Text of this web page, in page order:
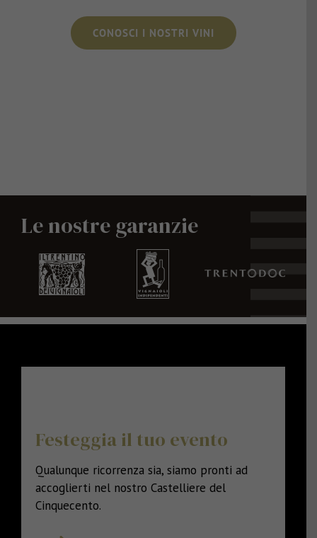
CONOSCI I NOSTRI VINI
Le nostre garanzie
Festeggia il tuo evento
Qualunque ricorrenza sia, siamo pronti ad
accoglierti nel nostro Castelliere del
Cinquecento.